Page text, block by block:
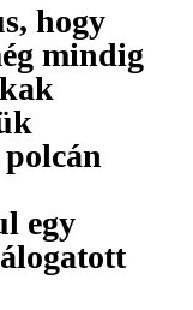
hogy
mindig
egy